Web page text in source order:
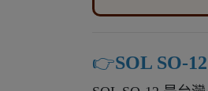
👉️SOL SO-